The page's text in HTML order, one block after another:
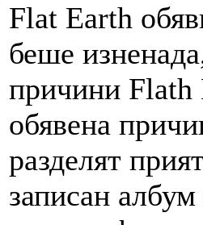
Flat Earth
беше
причини Flath
обявена
разделят
записан